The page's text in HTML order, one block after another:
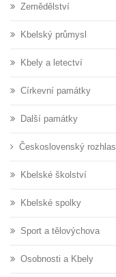
Zemědělství
Kbelský průmysl
Kbely a letectví
Církevní památky
Další památky
Československý rozhlas
Kbelské školství
Kbelské spolky
Sport a tělovýchova
Osobnosti a Kbely